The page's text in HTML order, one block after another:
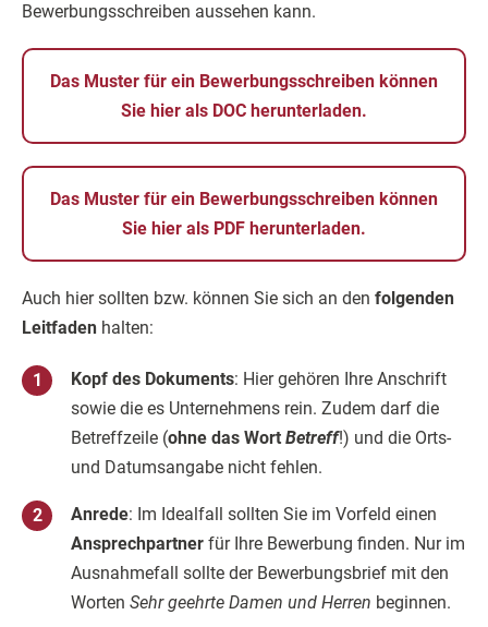
Bewerbungsschreiben aussehen kann.
Das Muster für ein Bewerbungsschreiben können
Sie hier als DOC herunterladen.
Das Muster für ein Bewerbungsschreiben können
Sie hier als PDF herunterladen.
Auch hier sollten bzw. können Sie sich an den folgenden
Leitfaden halten:
Kopf des Dokuments: Hier gehören Ihre Anschrift
sowie die es Unternehmens rein. Zudem darf die
Betreffzeile (ohne das Wort Betreff!) und die Orts-
und Datumsangabe nicht fehlen.
Anrede: Im Idealfall sollten Sie im Vorfeld einen
Ansprechpartner für Ihre Bewerbung finden. Nur im
Ausnahmefall sollte der Bewerbungsbrief mit den
Worten Sehr geehrte Damen und Herren beginnen.